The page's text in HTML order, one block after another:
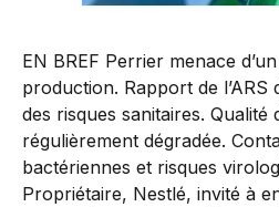
EN BREF Perrier menace
production. Rapport de l’ARS
des risques sanitaires. Qualité
régulièrement dégradée.
bactériennes et risques
Propriétaire, Nestlé, invité à